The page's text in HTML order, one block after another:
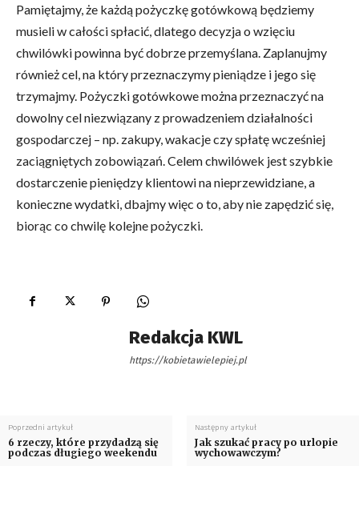
Pamiętajmy, że każdą pożyczkę gotówkową będziemy
musieli w całości spłacić, dlatego decyzja o wzięciu
chwilówki powinna być dobrze przemyślana. Zaplanujmy
również cel, na który przeznaczymy pieniądze i jego się
trzymajmy. Pożyczki gotówkowe można przeznaczyć na
dowolny cel niezwiązany z prowadzeniem działalności
gospodarczej – np. zakupy, wakacje czy spłatę wcześniej
zaciągniętych zobowiązań. Celem chwilówek jest szybkie
dostarczenie pieniędzy klientowi na nieprzewidziane, a
konieczne wydatki, dbajmy więc o to, aby nie zapędzić się,
biorąc co chwilę kolejne pożyczki.
Redakcja KWL
https://kobietawielepiej.pl
Poprzedni artykuł
6 rzeczy, które przydadzą się
podczas długiego weekendu
Następny artykuł
Jak szukać pracy po urlopie
wychowawczym?